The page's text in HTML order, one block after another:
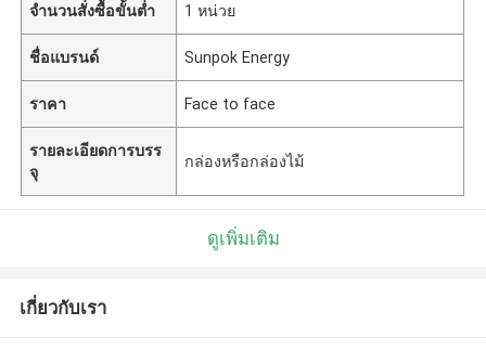
จำนวนสั่งซื้อขั้นต่ำ 1 หน่วย
ชื่อแบรนด์ Sunpok Energy
ราคา Face to face
รายละเอียดการบรร
จุ
กล่องหรือกล่องไม้
ดูเพิ่มเติม
เกี่ยวกับเรา